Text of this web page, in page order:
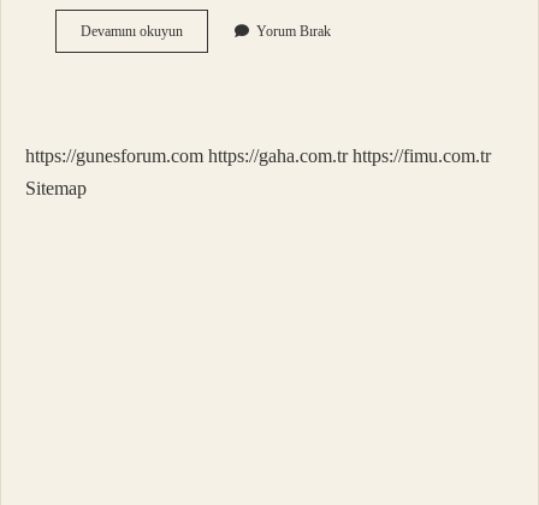
Devamını okuyun20
Sayfa
Yorum Bırak
https://gunesforum.com https://gaha.com.tr https://fimu.com.tr
Sitemap